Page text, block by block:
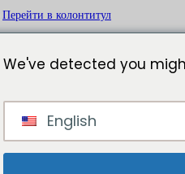
Перейти в колонтитул
We've detected you
English